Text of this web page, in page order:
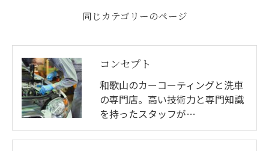
同じカテゴリーのページ
コンセプト
和歌山のカーコーティングと洗車
の専門店。高い技術力と専門知識
を持ったスタッフが…